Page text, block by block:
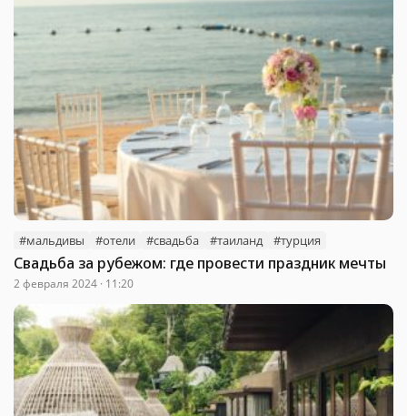
#мальдивы #отели #свадьба #таиланд #турция
Свадьба за рубежом: где провести праздник мечты
2 февраля 2024 · 11:20